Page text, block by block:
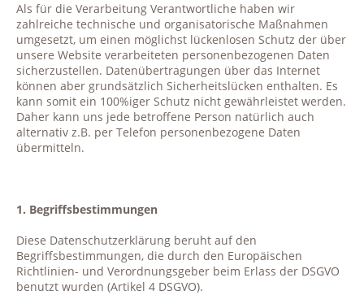
Als für die Verarbeitung Verantwortliche haben wir
zahlreiche technische und organisatorische Maßnahmen
umgesetzt, um einen möglichst lückenlosen Schutz der über
unsere Website verarbeiteten personenbezogenen Daten
sicherzustellen. Datenübertragungen über das Internet
können aber grundsätzlich Sicherheitslücken enthalten. Es
kann somit ein 100%iger Schutz nicht gewährleistet werden.
Daher kann uns jede betroffene Person natürlich auch
alternativ z.B. per Telefon personenbezogene Daten
übermitteln.
1. Begriffsbestimmungen
Diese Datenschutzerklärung beruht auf den
Begriffsbestimmungen, die durch den Europäischen
Richtlinien- und Verordnungsgeber beim Erlass der DSGVO
benutzt wurden (Artikel 4 DSGVO).